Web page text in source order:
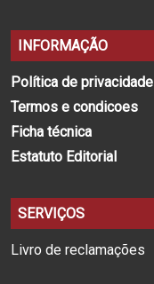
INFORMAÇÃO
Política de privacidade
Termos e condicoes
Ficha técnica
Estatuto Editorial
SERVIÇOS
Livro de reclamações